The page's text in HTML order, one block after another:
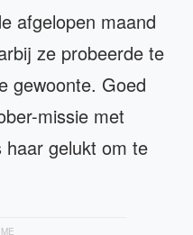
afgelopen maand
ze probeerde te
gewoonte. Goed
missie met
gelukt om te